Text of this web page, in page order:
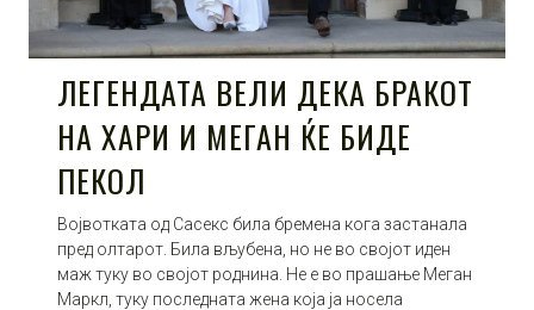
ЛЕГЕНДАТА ВЕЛИ ДЕКА БРАКОТ
НА ХАРИ И МЕГАН ЌЕ БИДЕ
ПЕКОЛ
Војвотката од Сасекс била бремена кога застанала
пред олтарот. Била вљубена, но не во својот иден
маж туку во својот роднина. Не е во прашање Меган
Маркл, туку последната жена која ја носела